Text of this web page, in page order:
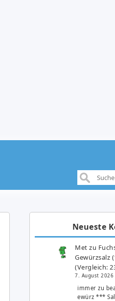
Neueste
Met zu
Gewürzsalz
(Vergleich:
7. August 2026
immer zu
ewürz ***